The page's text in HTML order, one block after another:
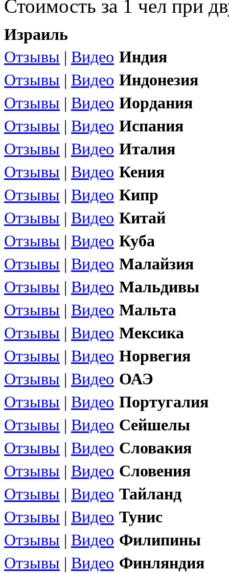
Стоимость за 1 чел при
Израиль
Отзывы | Видео Индия
Отзывы | Видео Индонезия
Отзывы | Видео Иордания
Отзывы | Видео Испания
Отзывы | Видео Италия
Отзывы | Видео Кения
Отзывы | Видео Кипр
Отзывы | Видео Китай
Отзывы | Видео Куба
Отзывы | Видео Малайзия
Отзывы | Видео Мальдивы
Отзывы | Видео Мальта
Отзывы | Видео Мексика
Отзывы | Видео Норвегия
Отзывы | Видео ОАЭ
Отзывы | Видео Португалия
Отзывы | Видео Сейшелы
Отзывы | Видео Словакия
Отзывы | Видео Словения
Отзывы | Видео Тайланд
Отзывы | Видео Тунис
Отзывы | Видео Филипины
Отзывы | Видео Финляндия